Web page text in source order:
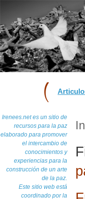
Irenees.net es un sitio de
recursos para la paz
elaborado para promover
el intercambio de
conocimientos y
experiencias para la
construcción de un arte
de la paz.
Este sitio web está
coordinado por la